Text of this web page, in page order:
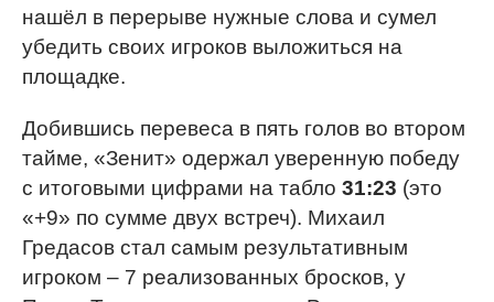
нашёл в перерыве нужные слова и сумел
убедить своих игроков выложиться на
площадке.
Добившись перевеса в пять голов во втором
тайме, «Зенит» одержал уверенную победу
с итоговыми цифрами на табло 31:23 (это
«+9» по сумме двух встреч). Михаил
Гредасов стал самым результативным
игроком – 7 реализованных бросков, у